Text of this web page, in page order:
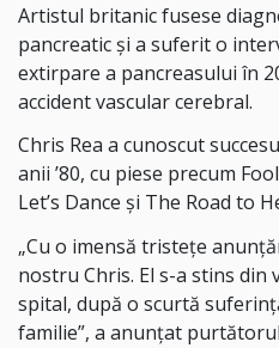
Artistul britanic fusese
pancreatic și a suferit o
extirpare a pancreasului în
accident vascular cerebral.
Chris Rea a cunoscut
anii ’80, cu piese precum
Let’s Dance și The Road to
„Cu o imensă tristețe
nostru Chris. El s-a stins
spital, după o scurtă
familie”, a anunțat